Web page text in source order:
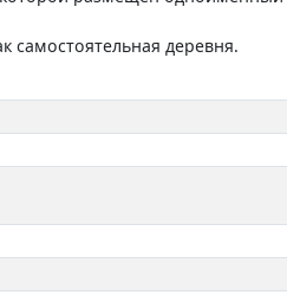
самостоятельная деревня.